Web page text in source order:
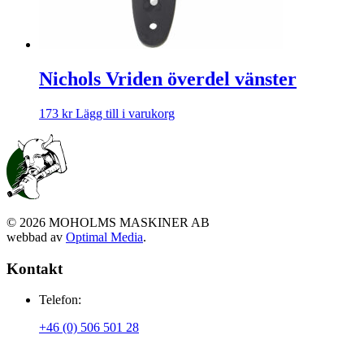
Nichols Vriden överdel vänster
173 kr Lägg till i varukorg
© 2026 MOHOLMS MASKINER AB
webbad av Optimal Media.
Kontakt
Telefon:
+46 (0) 506 501 28